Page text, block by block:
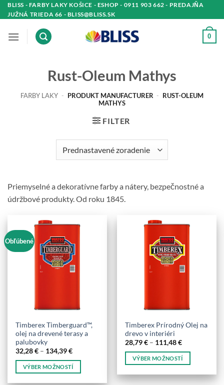
Skip
to
BLISS - FARBY LAKY KOŠICE - ESHOP - 0911 903 662 - PREDAJŇA
JUŽNÁ TRIEDA 66 - BLISS@BLISS.SK
0
Rust-Oleum Mathys
FARBY LAKY - PRODUKT MANUFACTURER - RUST-OLEUM
MATHYS
FILTER
Priemyselné a dekoratívne farby a nátery, bezpečnostné a
údržbové produkty. Od roku 1845.
Obľúbené
Timberex Timberguard™,
olej na drevené terasy a
palubovky
32,28€ – 134,39€Price
32,28 €
through
VÝBER MOŽNOSTÍ
Timberex Prírodný Olej na
drevo v interiéri
28,79€ – 111,48€Price
28,79 €
through
VÝBER MOŽNOSTÍ
produkt